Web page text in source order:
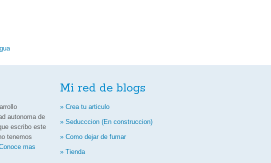
autonoma de
escribo este
tenemos
mas
Mi red de blogs
» Crea tu articulo
» Seducccion (En construccion)
» Como dejar de fumar
» Tienda